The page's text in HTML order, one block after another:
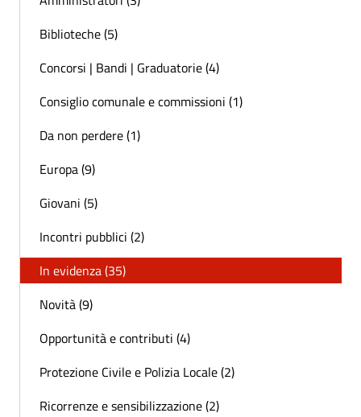
Biblioteche (5)
Concorsi | Bandi | Graduatorie (4)
Consiglio comunale e commissioni (1)
Da non perdere (1)
Europa (9)
Giovani (5)
Incontri pubblici (2)
In evidenza (35)
Novità (9)
Opportunità e contributi (4)
Protezione Civile e Polizia Locale (2)
Ricorrenze e sensibilizzazione (2)